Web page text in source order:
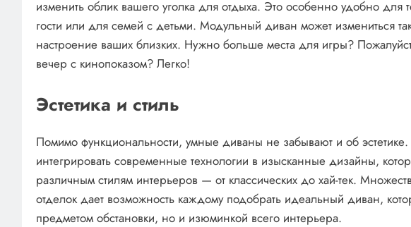
изменить облик вашего уголка для отдыха. Это особенно удобно для
гости или для семей с детьми. Модульный диван может измениться
настроение ваших близких. Нужно больше места для игры?
вечер с кинопоказом? Легко!
Эстетика и стиль
Помимо функциональности, умные диваны не забывают и об эстетике.
интегрировать современные технологии в изысканные дизайны,
различным стилям интерьеров — от классических до хай-тек.
отделок дает возможность каждому подобрать идеальный диван,
предметом обстановки, но и изюминкой всего интерьера.